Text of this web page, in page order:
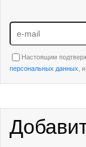
Настоящим
персональных данных ,